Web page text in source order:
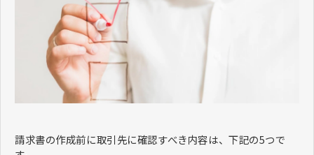
請求書の作成前に取引先に確認すべき内容は、下記の5つで